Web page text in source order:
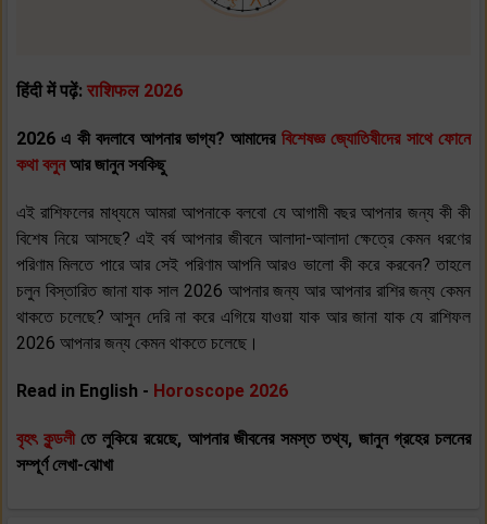
हिंदी में पढ़ें: राशिफल 2026
2026 এ কী বদলাবে আপনার ভাগ্য? আমাদের বিশেষজ্ঞ জ্যোতিষীদের সাথে ফোনে
কথা বলুনআর জানুন সবকিছু
এই রাশিফলের মাধ্যমে আমরা আপনাকে বলবো যে আগামী বছর আপনার জন্য কী কী
বিশেষ নিয়ে আসছে? এই বর্ষ আপনার জীবনে আলাদা-আলাদা ক্ষেত্রে কেমন ধরণের
পরিণাম মিলতে পারে আর সেই পরিণাম আপনি আরও ভালো কী করে করবেন? তাহলে
চলুন বিস্তারিত জানা যাক সাল 2026 আপনার জন্য আর আপনার রাশির জন্য কেমন
থাকতে চলেছে? আসুন দেরি না করে এগিয়ে যাওয়া যাক আর জানা যাক যে রাশিফল
2026 আপনার জন্য কেমন থাকতে চলেছে।
Read in English - Horoscope 2026
বৃহৎ কুন্ডলীতে লুকিয়ে রয়েছে, আপনার জীবনের সমস্ত তথ্য, জানুন গ্রহের চলনের
সম্পূর্ণ লেখা-ঝোখা